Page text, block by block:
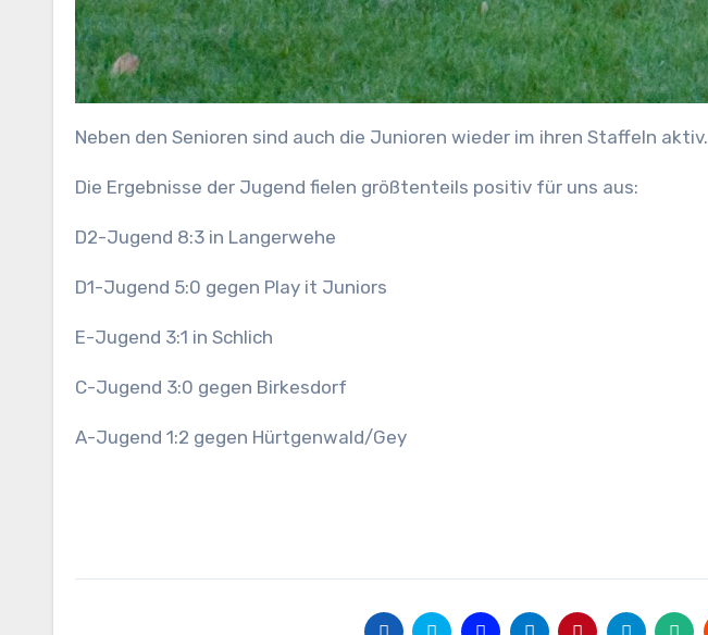
Neben den Senioren sind auch die Junioren wieder im ihren Staffeln aktiv.
Die Ergebnisse der Jugend fielen größtenteils positiv für uns aus:
D2-Jugend 8:3 in Langerwehe
D1-Jugend 5:0 gegen Play it Juniors
E-Jugend 3:1 in Schlich
C-Jugend 3:0 gegen Birkesdorf
A-Jugend 1:2 gegen Hürtgenwald/Gey